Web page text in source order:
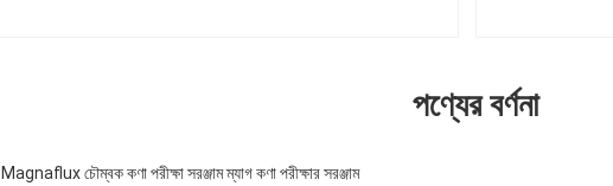
পণ্যের বর্ণনা
Magnaflux চৌম্বক কণা পরীক্ষা সরঞ্জাম ম্যাগ কণা পরীক্ষার সরঞ্জাম